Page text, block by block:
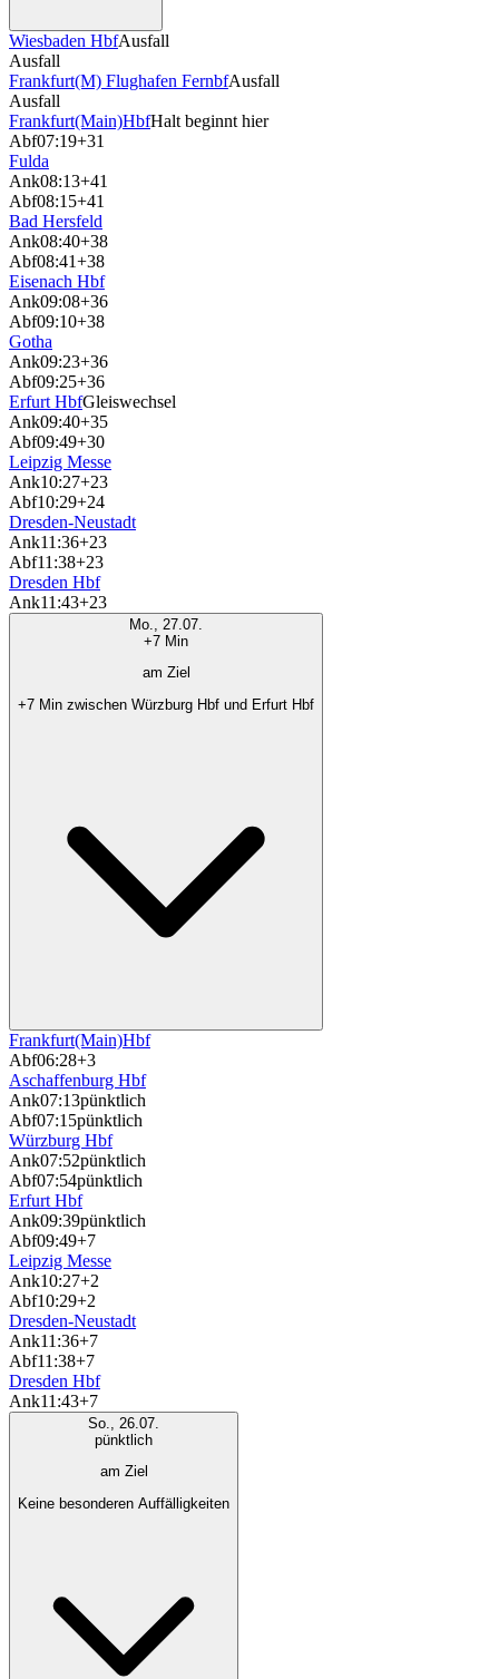
Wiesbaden HbfAusfall
Ausfall
Frankfurt(M) Flughafen FernbfAusfall
Ausfall
Frankfurt(Main)HbfHalt beginnt hier
Abf07:19+31
Fulda
Ank08:13+41
Abf08:15+41
Bad Hersfeld
Ank08:40+38
Abf08:41+38
Eisenach Hbf
Ank09:08+36
Abf09:10+38
Gotha
Ank09:23+36
Abf09:25+36
Erfurt HbfGleiswechsel
Ank09:40+35
Abf09:49+30
Leipzig Messe
Ank10:27+23
Abf10:29+24
Dresden-Neustadt
Ank11:36+23
Abf11:38+23
Dresden Hbf
Ank11:43+23
Mo., 27.07.
+7 Min
am Ziel
+7 Min zwischen Würzburg Hbf und Erfurt Hbf
Frankfurt(Main)Hbf
Abf06:28+3
Aschaffenburg Hbf
Ank07:13pünktlich
Abf07:15pünktlich
Würzburg Hbf
Ank07:52pünktlich
Abf07:54pünktlich
Erfurt Hbf
Ank09:39pünktlich
Abf09:49+7
Leipzig Messe
Ank10:27+2
Abf10:29+2
Dresden-Neustadt
Ank11:36+7
Abf11:38+7
Dresden Hbf
Ank11:43+7
So., 26.07.
pünktlich
am Ziel
Keine besonderen Auffälligkeiten